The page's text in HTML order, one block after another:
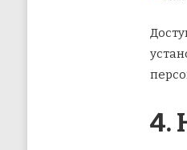
4.